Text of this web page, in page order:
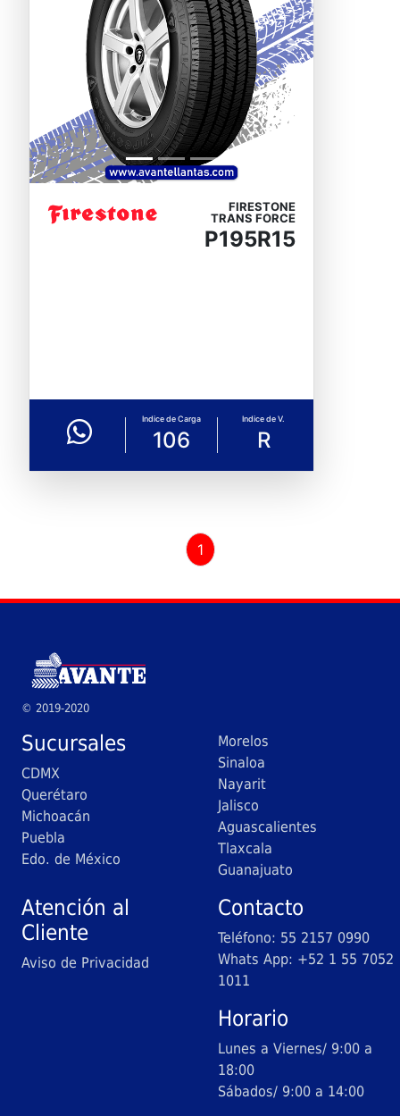
Previous Next
FIRESTONE
TRANS FORCE
P195R15
Indice de Carga
106
Indice de V.
R
1
© 2019-2020
Sucursales
CDMX
Querétaro
Michoacán
Puebla
Edo. de México
Morelos
Sinaloa
Nayarit
Jalisco
Aguascalientes
Tlaxcala
Guanajuato
Atención al
Cliente
Aviso de Privacidad
Contacto
Teléfono: 55 2157 0990
Whats App: +52 1 55 7052
1011
Horario
Lunes a Viernes/ 9:00 a
18:00
Sábados/ 9:00 a 14:00